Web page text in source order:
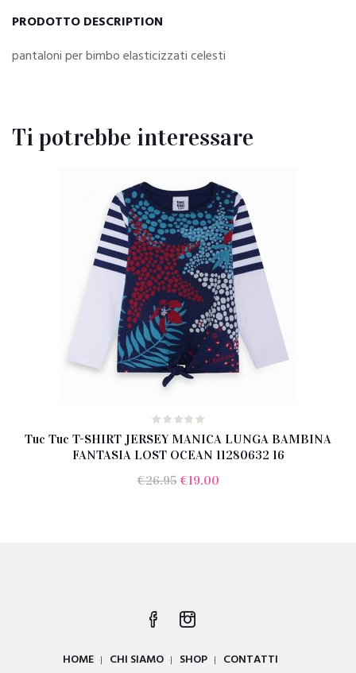
PRODOTTO DESCRIPTION
pantaloni per bimbo elasticizzati celesti
Ti potrebbe interessare
Tuc Tuc T-SHIRT JERSEY MANICA LUNGA BAMBINA
FANTASIA LOST OCEAN 11280632 16
€26.95 Il
€19.00Il
HOME CHI SIAMO SHOP CONTATTI